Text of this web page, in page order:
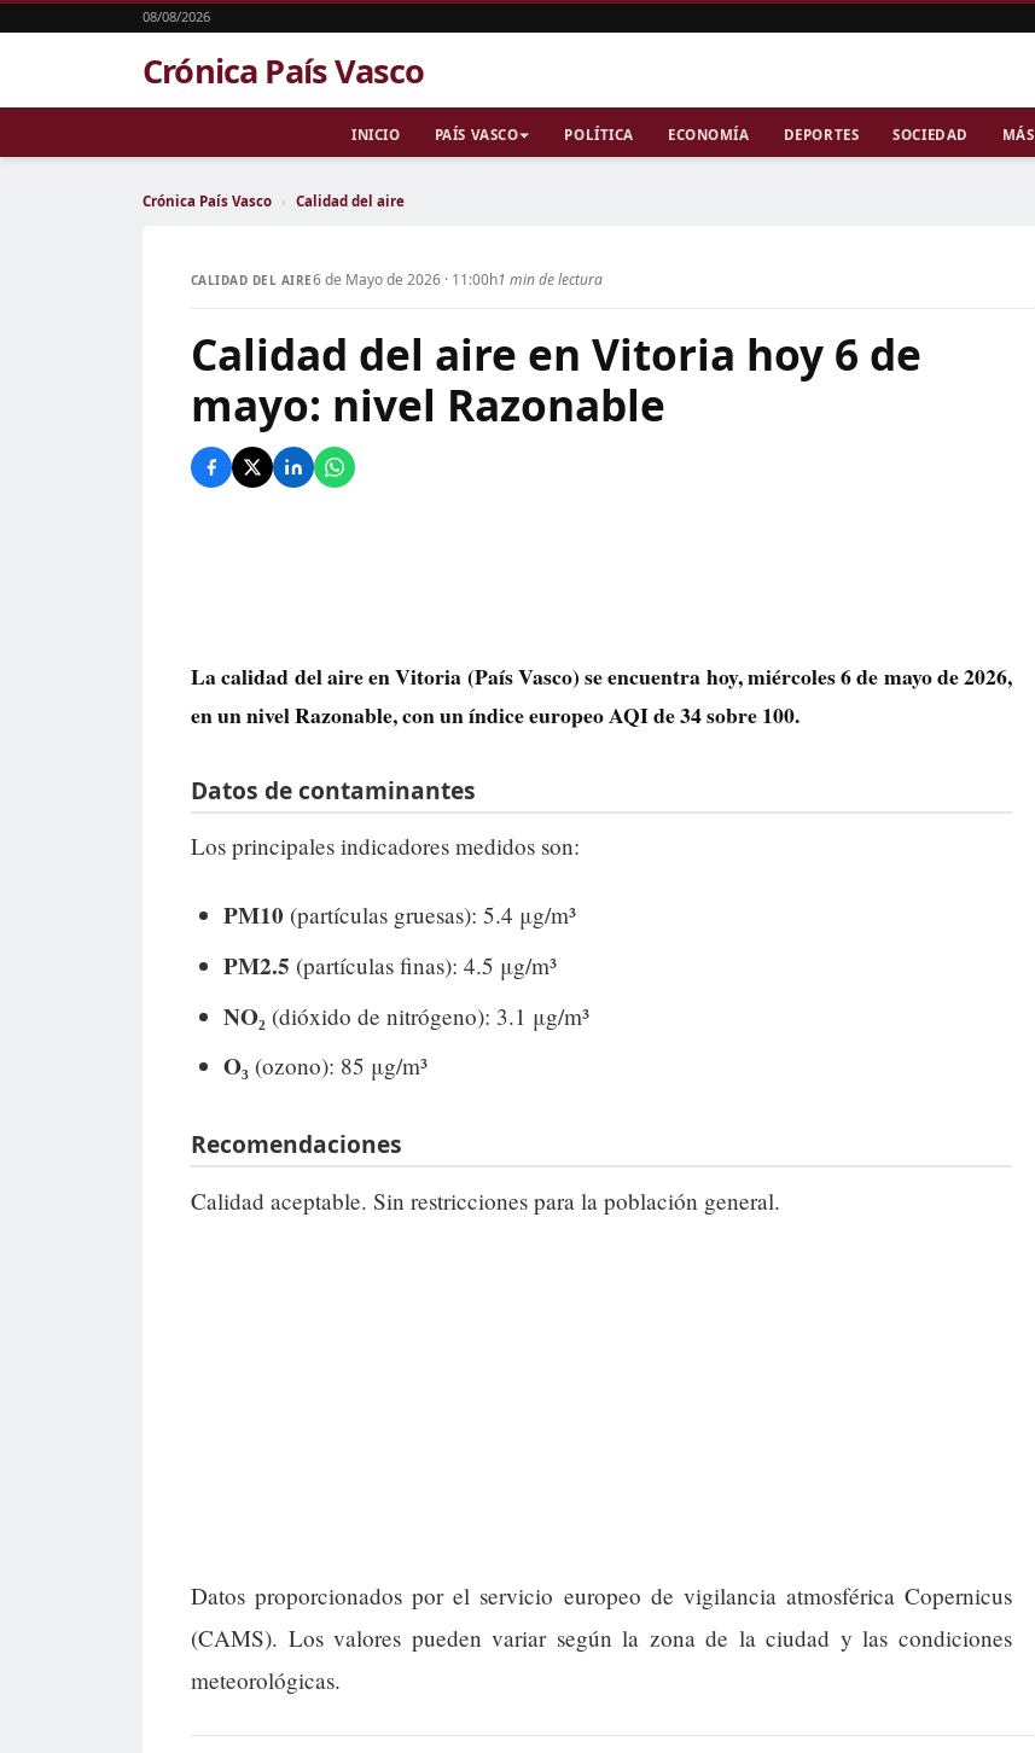
08/08/2026
Crónica País Vasco
INICIO PAÍS VASCO POLÍTICA ECONOMÍA DEPORTES SOCIEDAD MÁS
Crónica País Vasco › Calidad del aire
CALIDAD DEL AIRE6 de Mayo de 2026 · 11:00h1 min de lectura
Calidad del aire en Vitoria hoy 6 de
mayo: nivel Razonable
La calidad del aire enVitoria(País Vasco) se encuentra hoy, miércoles 6 de mayo de 2026,
en un nivelRazonable, con un índice europeo AQI de34sobre 100.
Datos de contaminantes
Los principales indicadores medidos son:
PM10 (partículas gruesas): 5.4 μg/m³
PM2.5 (partículas finas): 4.5 μg/m³
NO₂ (dióxido de nitrógeno): 3.1 μg/m³
O₃ (ozono): 85 μg/m³
Recomendaciones
Calidad aceptable. Sin restricciones para la población general.
Datos proporcionados por el servicio europeo de vigilancia atmosférica Copernicus
(CAMS). Los valores pueden variar según la zona de la ciudad y las condiciones
meteorológicas.